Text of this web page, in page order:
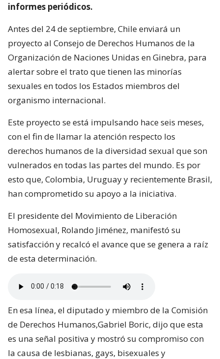
informes periódicos.
Antes del 24 de septiembre, Chile enviará un
proyecto al Consejo de Derechos Humanos de la
Organización de Naciones Unidas en Ginebra, para
alertar sobre el trato que tienen las minorías
sexuales en todos los Estados miembros del
organismo internacional.
Este proyecto se está impulsando hace seis meses,
con el fin de llamar la atención respecto los
derechos humanos de la diversidad sexual que son
vulnerados en todas las partes del mundo. Es por
esto que, Colombia, Uruguay y recientemente Brasil,
han comprometido su apoyo a la iniciativa.
El presidente del Movimiento de Liberación
Homosexual, Rolando Jiménez, manifestó su
satisfacción y recalcó el avance que se genera a raíz
de esta determinación.
En esa línea, el diputado y miembro de la Comisión
de Derechos Humanos,Gabriel Boric, dijo que esta
es una señal positiva y mostró su compromiso con
la causa de lesbianas, gays, bisexuales y